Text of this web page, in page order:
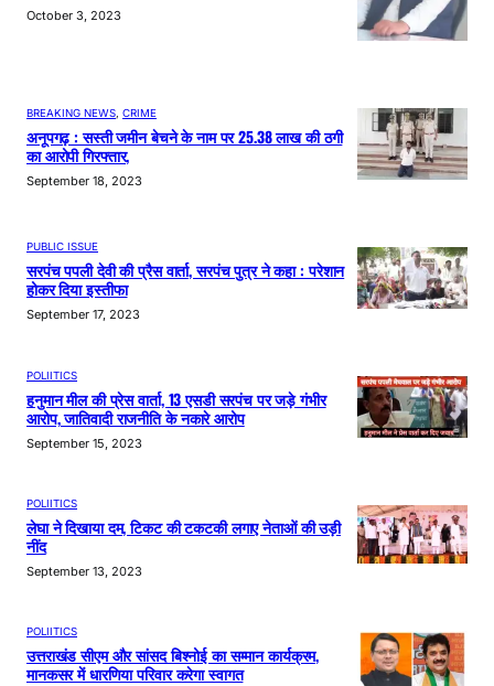
October 3, 2023
BREAKING NEWS CRIME
अनूपगढ़ : सस्ती जमीन बेचने के नाम पर 25.38 लाख की ठगी
का आरोपी गिरफ्तार,
September 18, 2023
PUBLIC ISSUE
सरपंच पपली देवी की प्रैस वार्ता, सरपंच पुत्र ने कहा : परेशान
होकर दिया इस्तीफा
September 17, 2023
POLIITICS
हनुमान मील की प्रेस वार्ता, 13 एसडी सरपंच पर जड़े गंभीर
आरोप, जातिवादी राजनीति के नकारे आरोप
September 15, 2023
POLIITICS
लेघा ने दिखाया दम, टिकट की टकटकी लगाए नेताओं की उड़ी
नींद
September 13, 2023
POLIITICS
उत्तराखंड सीएम और सांसद बिश्नोई का सम्मान कार्यक्रम,
मानकसर में धारणिया परिवार करेगा स्वागत